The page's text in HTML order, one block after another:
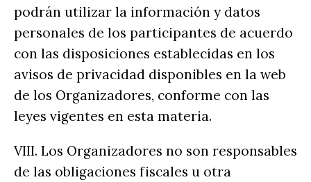
podrán utilizar la información y datos
personales de los participantes de acuerdo
con las disposiciones establecidas en los
avisos de privacidad disponibles en la web
de los Organizadores, conforme con las
leyes vigentes en esta materia.
VIII. Los Organizadores no son responsables
de las obligaciones fiscales u otra